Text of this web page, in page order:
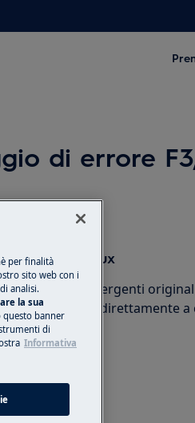
di errore
Electrolux
accessori e detergenti
e ricevili direttamente a
per finalità
sito web con i
analisi.
la sua
questo banner
di
Informativa